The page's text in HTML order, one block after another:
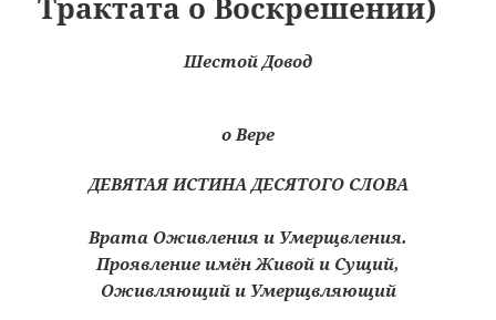
Трактата о Воскрешении)
Шестой Довод
о Вере
ДЕВЯТАЯ ИСТИНА ДЕСЯТОГО СЛОВА
Врата Оживления и Умерщвления.
Проявление имён Живой и Сущий,
Оживляющий и Умерщвляющий